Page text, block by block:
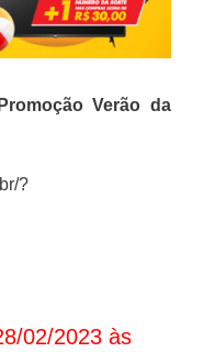
Promoção Verão da
?
02/2023 às